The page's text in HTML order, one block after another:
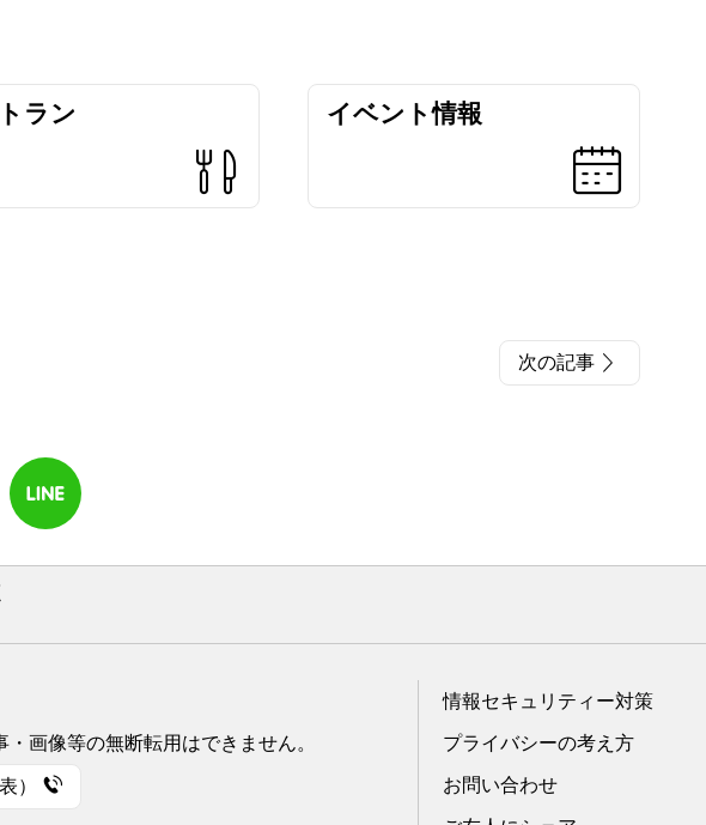
ラン イベント情報
次の記事
画像等の無断転用はできません。
）
情報セキュリティー対策
プライバシーの考え方
お問い合わせ